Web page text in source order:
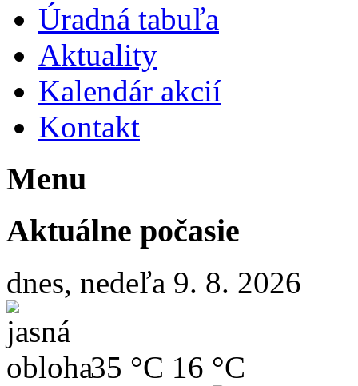
Úradná tabuľa
Aktuality
Kalendár akcií
Kontakt
Menu
Aktuálne počasie
dnes, nedeľa 9. 8. 2026
35 °C 16 °C